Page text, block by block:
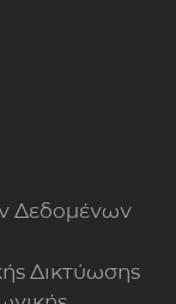
Δεδομένων
Δικτύωσης